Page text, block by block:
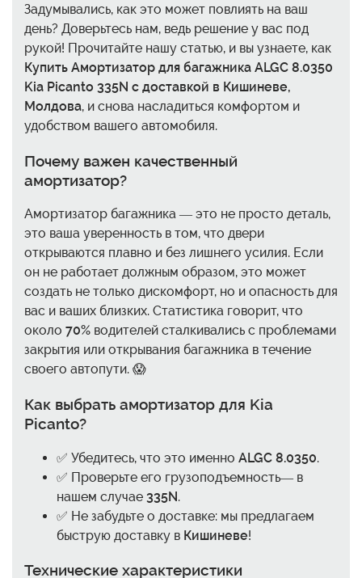
Задумывались, как это может повлиять на ваш
день? Доверьтесь нам, ведь решение у вас под
рукой! Прочитайте нашу статью, и вы узнаете, как
Купить Амортизатор для багажника ALGC 8.0350
Kia Picanto 335N с доставкой в Кишиневе,
Молдова, и снова насладиться комфортом и
удобством вашего автомобиля.
Почему важен качественный
амортизатор?
Амортизатор багажника — это не просто деталь,
это ваша уверенность в том, что двери
открываются плавно и без лишнего усилия. Если
он не работает должным образом, это может
создать не только дискомфорт, но и опасность для
вас и ваших близких. Статистика говорит, что
около 70% водителей сталкивались с проблемами
закрытия или открывания багажника в течение
своего автопути. 😱
Как выбрать амортизатор для Kia
Picanto?
✅ Убедитесь, что это именно ALGC 8.0350.
✅ Проверьте его грузоподъемность— в
нашем случае 335N.
✅ Не забудьте о доставке: мы предлагаем
быструю доставку в Кишиневе!
Технические характеристики